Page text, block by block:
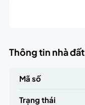
Thông tin nhà đất
Mã số
Trạng thái